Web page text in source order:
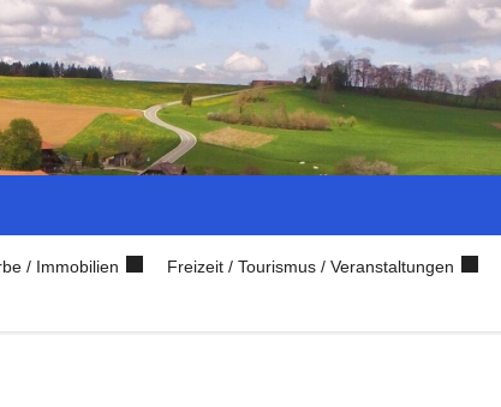
/ Immobilien Freizeit / Tourismus / Veranstaltungen